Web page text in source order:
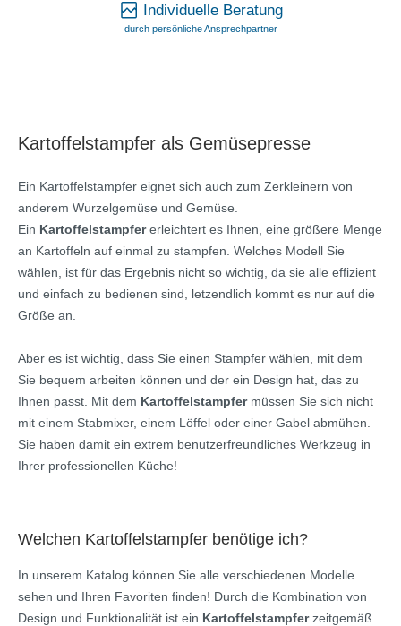
Individuelle Beratung
durch persönliche Ansprechpartner
Kartoffelstampfer als Gemüsepresse
Ein Kartoffelstampfer eignet sich auch zum Zerkleinern von
anderem Wurzelgemüse und Gemüse.
Ein Kartoffelstampfer erleichtert es Ihnen, eine größere Menge
an Kartoffeln auf einmal zu stampfen. Welches Modell Sie
wählen, ist für das Ergebnis nicht so wichtig, da sie alle effizient
und einfach zu bedienen sind, letzendlich kommt es nur auf die
Größe an.
Aber es ist wichtig, dass Sie einen Stampfer wählen, mit dem
Sie bequem arbeiten können und der ein Design hat, das zu
Ihnen passt. Mit dem Kartoffelstampfer müssen Sie sich nicht
mit einem Stabmixer, einem Löffel oder einer Gabel abmühen.
Sie haben damit ein extrem benutzerfreundliches Werkzeug in
Ihrer professionellen Küche!
Welchen Kartoffelstampfer benötige ich?
In unserem Katalog können Sie alle verschiedenen Modelle
sehen und Ihren Favoriten finden! Durch die Kombination von
Design und Funktionalität ist ein Kartoffelstampfer zeitgemäß